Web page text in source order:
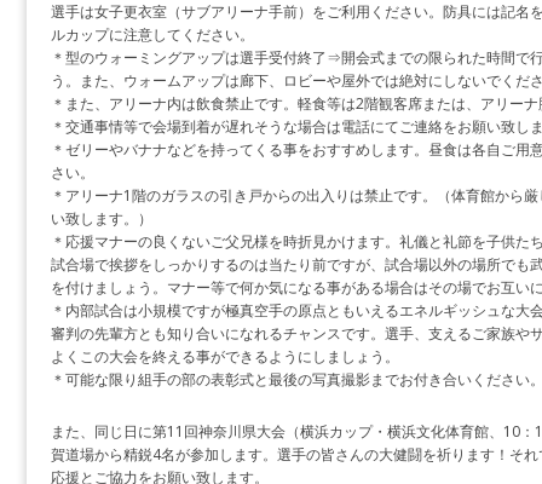
選手は女子更衣室（サブアリーナ手前）をご利用ください。防具には記名
ルカップに注意してください。
＊型のウォーミングアップは選手受付終了⇒開会式までの限られた時間で
う。また、ウォームアップは廊下、ロビーや屋外では絶対にしないでくだ
＊また、アリーナ内は飲食禁止です。軽食等は2階観客席または、アリー
＊交通事情等で会場到着が遅れそうな場合は電話にてご連絡をお願い致
＊ゼリーやバナナなどを持ってくる事をおすすめします。昼食は各自ご用
さい。
＊アリーナ1階のガラスの引き戸からの出入りは禁止です。（体育館から
い致します。）
＊応援マナーの良くないご父兄様を時折見かけます。礼儀と礼節を子供た
試合場で挨拶をしっかりするのは当たり前ですが、試合場以外の場所でも
を付けましょう。マナー等で何か気になる事がある場合はその場でお互い
＊内部試合は小規模ですが極真空手の原点ともいえるエネルギッシュな大
審判の先輩方とも知り合いになれるチャンスです。選手、支えるご家族や
よくこの大会を終える事ができるようにしましょう。
＊可能な限り組手の部の表彰式と最後の写真撮影までお付き合いください
また、同じ日に第11回神奈川県大会（横浜カップ・横浜文化体育館、10
賀道場から精鋭4名が参加します。選手の皆さんの大健闘を祈ります！そ
応援とご協力をお願い致します。